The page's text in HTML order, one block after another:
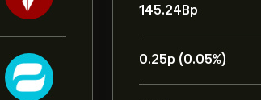
145.24B‎p‎
0.25‎p‎ (0.05%)